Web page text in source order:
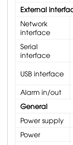
External
Network
interface
Serial
interface
USB interface
Alarm in/out
General
Power supply
Power